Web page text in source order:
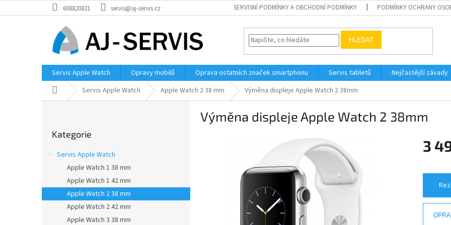
na
608820821 servis@aj-servis.cz SERVISNÍ PODMÍNKY A OBCHODNÍ PODMÍNKY PODMÍNKY OCHRANY
HLEDAT
Servis Apple Watch Opravy mobilů Oprava ostatních značek smartphonu Servis tabletů Nejčastější závady
Domů Servis Apple Watch Apple Watch 2 38 mm Výměna displeje Apple Watch 2 38mm
kategorie
Kategorie
Servis Apple Watch
Apple Watch 1 38 mm
Apple Watch 1 42 mm
Apple Watch 2 38 mm
Apple Watch 2 42 mm
Apple Watch 3 38 mm
Výměna displeje Apple Watch 2 38mm
3
cena: